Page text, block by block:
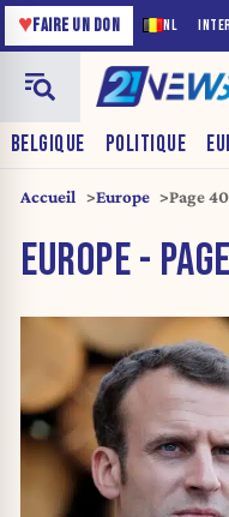
NL
♥FAIRE UN DON
BELGIQUE POLITIQUE
Accueil Europe Page 40
EUROPE -